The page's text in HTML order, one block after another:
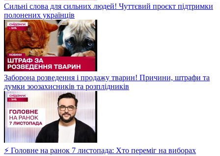
Сильні слова для сильних людей! Чуттєвий проєкт підтримки
полонених українців
Заборона розведення і продажу тварин! Причини, штрафи та
думки зоозахисників та розплідників
⚡ Головне на ранок 7 листопада: Хто переміг на виборах